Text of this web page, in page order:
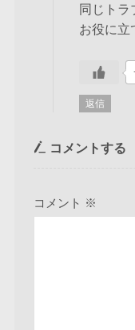
同じトラ
お役に立
返信
コメントする
コメント ※